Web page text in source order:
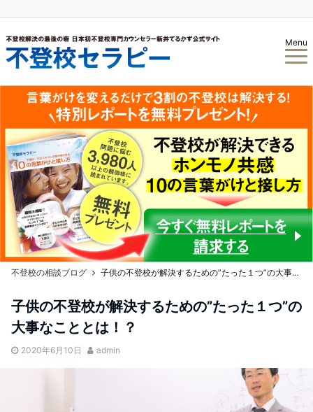
Menu
不登校の相談ブログ 子供の不登校が解決するための”たった１つ”の大事なこととは！？
子供の不登校が解決するための”たった１つ”の
大事なこととは！？
2020年6月10日 admin